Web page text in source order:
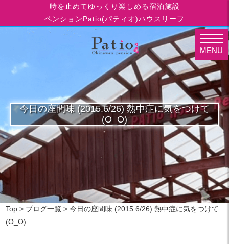
時を止めてゆっくり楽しめる宿泊施設
ペンションPatio(パティオ)ハウスリーフ
今日の座間味 (2015.6/26) 熱中症に気をつけて
(O_O)
Top > ブログ一覧 > 今日の座間味 (2015.6/26) 熱中症に気をつけて
(O_O)
MENU